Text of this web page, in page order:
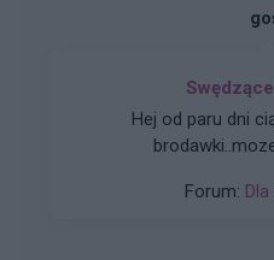
Hej od paru dni
Forum: